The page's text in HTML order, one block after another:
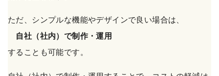
ただ、シンプルな機能やデザインで良い場合は、
自社（社内）で制作・運用
することも可能です。